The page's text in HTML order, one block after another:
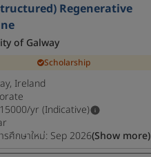
Regenerative
of Galway
Scholarship
Ireland
15000/yr (Indicative)
รศึกษาใหม่: Sep 2026(Show more)